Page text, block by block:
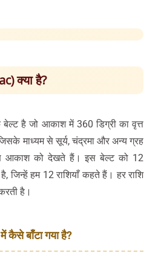
क्या है?
है जो आकाश में 360 डिग्री का वृत्त
माध्यम से सूर्य, चंद्रमा और अन्य ग्रह
आकाश को देखते हैं। इस बेल्ट को 12
है, जिन्हें हम 12 राशियाँ कहते हैं। हर राशि
है।
कैसे बाँटा गया है?